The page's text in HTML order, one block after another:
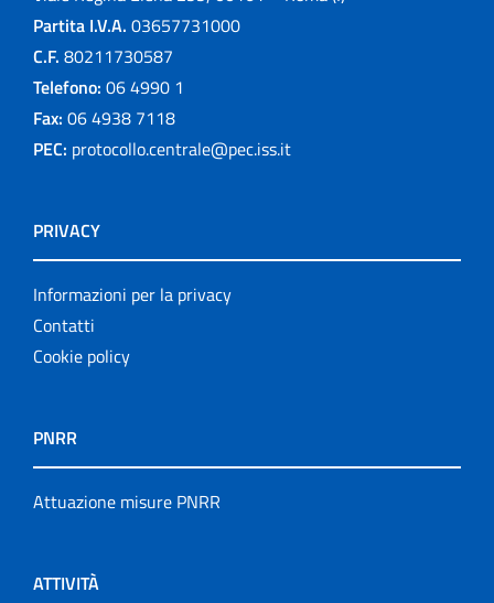
Partita I.V.A. 03657731000
C.F. 80211730587
Telefono: 06 4990 1
Fax: 06 4938 7118
PEC: protocollo.centrale@pec.iss.it
PRIVACY
Informazioni per la privacy
Contatti
Cookie policy
PNRR
Attuazione misure PNRR
ATTIVITÀ